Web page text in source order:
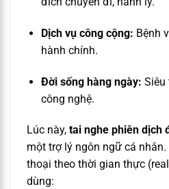
Dịch vụ công cộng: Bệnh
hành chính.
Đời sống hàng ngày: Siêu
công nghệ.
Lúc này, tai nghe phiên dịch
một trợ lý ngôn ngữ cá
thoại theo thời gian thực
dùng: